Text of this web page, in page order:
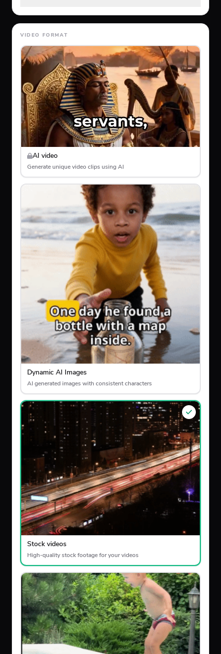
VIDEO FORMAT
AI video
Generate unique video clips using AI
Dynamic AI Images
AI generated images with consistent characters
Stock videos
High-quality stock footage for your videos